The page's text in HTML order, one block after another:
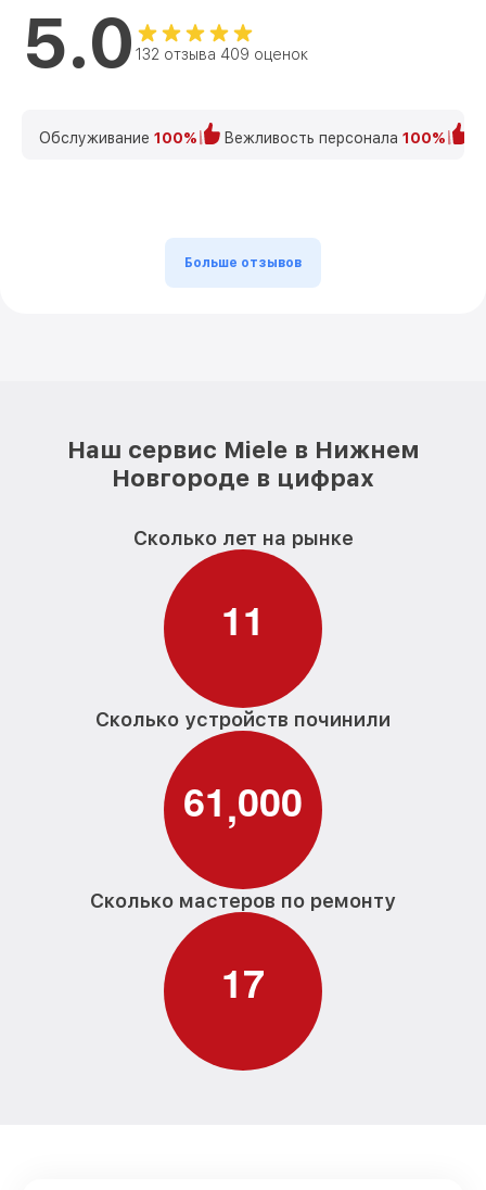
5.0 132 отзыва 409 оценок
Обслуживание 100% Вежливость персонала 100%
Больше отзывов
Наш сервис Miele в Нижнем
Новгороде в цифрах
Сколько лет на рынке
11
Сколько устройств починили
61,000
Сколько мастеров по ремонту
17